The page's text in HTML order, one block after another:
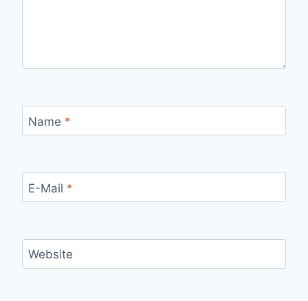
Name *
E-Mail *
Website